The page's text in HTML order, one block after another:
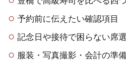
予約前に伝えたい確認項目
記念日や接待で困らない席
服装・写真撮影・会計の準